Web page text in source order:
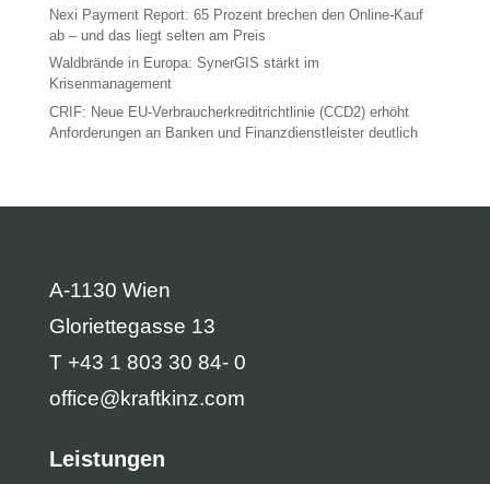
Nexi Payment Report: 65 Prozent brechen den Online-Kauf
ab – und das liegt selten am Preis
Waldbrände in Europa: SynerGIS stärkt im
Krisenmanagement
CRIF: Neue EU-Verbraucherkreditrichtlinie (CCD2) erhöht
Anforderungen an Banken und Finanzdienstleister deutlich
A-1130 Wien
Gloriettegasse 13
T +43 1 803 30 84- 0
office@kraftkinz.com
Leistungen